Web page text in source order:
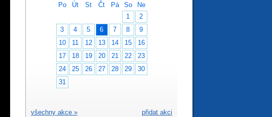
Po Út St Čt Pá So
Ne
1
2
3
4 5 6 7 8
9
10
11 12 13 14 15
16
17
18 19 20 21 22
23
24
25 26 27 28 29
30
31
přidat akci
všechny akce »